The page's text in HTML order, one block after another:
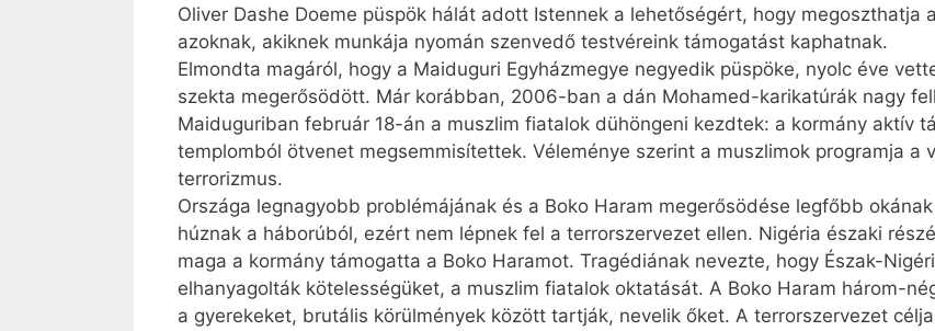
Oliver Dashe Doeme püspök hálát adott Istennek a lehetőségért, hogy
azoknak, akiknek munkája nyomán szenvedő testvéreink támogatást kaphatnak.
Elmondta magáról, hogy a Maiduguri Egyházmegye negyedik püspöke, nyolc éve
szekta megerősödött. Már korábban, 2006-ban a dán Mohamed-karikatúrák nagy
Maiduguriban február 18-án a muszlim fiatalok dühöngeni kezdtek: a kormány aktív
templomból ötvenet megsemmisítettek. Véleménye szerint a muszlimok programja a
terrorizmus.
Országa legnagyobb problémájának és a Boko Haram megerősödése legfőbb
húznak a háborúból, ezért nem lépnek fel a terrorszervezet ellen. Nigéria északi
maga a kormány támogatta a Boko Haramot. Tragédiának nevezte, hogy Észak-
elhanyagolták kötelességüket, a muszlim fiatalok oktatását. A Boko Haram három-
a gyerekeket, brutális körülmények között tartják, nevelik őket. A terrorszervezet